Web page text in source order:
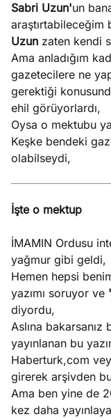
Sabri Uzun'un
araştırtabileceğim
Uzun zaten kendi
Ama anladığım
gazetecilere ne
gerektiği
ehil görüyorlardı,
Oysa o mektubu
Keşke bendeki
olabilseydi,
İşte o mektup
İMAMIN Ordusu
yağmur gibi geldi,
Hemen hepsi
yazımı soruyor ve
diyordu,
Aslına
yayınlanan bu
Haberturk,com
girerek arşivden
Ama ben yine de
kez daha